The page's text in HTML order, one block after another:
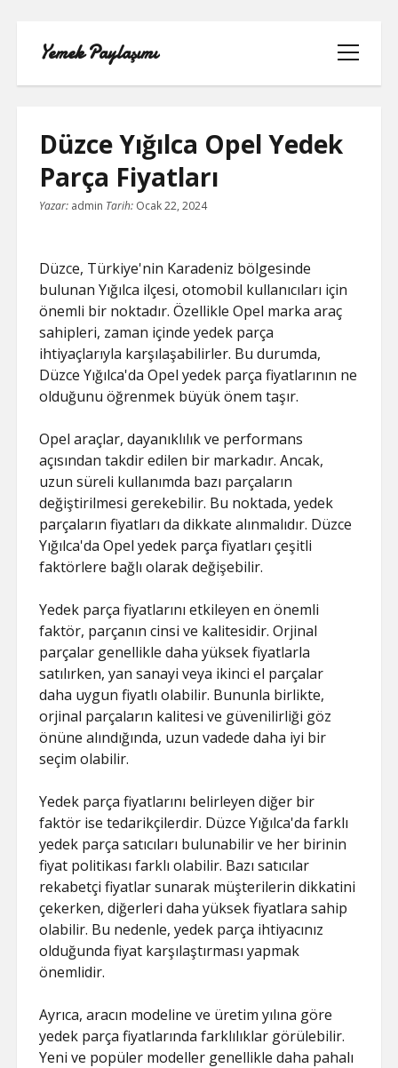
Yemek Paylaşımı
menüyü
aç
LISTE
SPOTIFY TAKIPÇI YÜKSELTME
ÜCRETSIZ
TIKTOK GIZLI CANLI YAYIN IZLEME
TWITTER IZLENME GÖNDERME
ŞIFRESIZ
Düzce Yığılca Opel Yedek
Parça Fiyatları
Yazar: admin Tarih: Ocak 22, 2024
Düzce, Türkiye'nin Karadeniz bölgesinde
bulunan Yığılca ilçesi, otomobil kullanıcıları için
önemli bir noktadır. Özellikle Opel marka araç
sahipleri, zaman içinde yedek parça
ihtiyaçlarıyla karşılaşabilirler. Bu durumda,
Düzce Yığılca'da Opel yedek parça fiyatlarının ne
olduğunu öğrenmek büyük önem taşır.
Opel araçlar, dayanıklılık ve performans
açısından takdir edilen bir markadır. Ancak,
uzun süreli kullanımda bazı parçaların
değiştirilmesi gerekebilir. Bu noktada, yedek
parçaların fiyatları da dikkate alınmalıdır. Düzce
Yığılca'da Opel yedek parça fiyatları çeşitli
faktörlere bağlı olarak değişebilir.
Yedek parça fiyatlarını etkileyen en önemli
faktör, parçanın cinsi ve kalitesidir. Orjinal
parçalar genellikle daha yüksek fiyatlarla
satılırken, yan sanayi veya ikinci el parçalar
daha uygun fiyatlı olabilir. Bununla birlikte,
orjinal parçaların kalitesi ve güvenilirliği göz
önüne alındığında, uzun vadede daha iyi bir
seçim olabilir.
Yedek parça fiyatlarını belirleyen diğer bir
faktör ise tedarikçilerdir. Düzce Yığılca'da farklı
yedek parça satıcıları bulunabilir ve her birinin
fiyat politikası farklı olabilir. Bazı satıcılar
rekabetçi fiyatlar sunarak müşterilerin dikkatini
çekerken, diğerleri daha yüksek fiyatlara sahip
olabilir. Bu nedenle, yedek parça ihtiyacınız
olduğunda fiyat karşılaştırması yapmak
önemlidir.
Ayrıca, aracın modeline ve üretim yılına göre
yedek parça fiyatlarında farklılıklar görülebilir.
Yeni ve popüler modeller genellikle daha pahalı